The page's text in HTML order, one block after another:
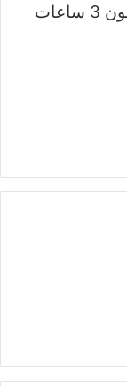
الاختبارات بسرعة، حيث تظهر في غضون 3 ساعات